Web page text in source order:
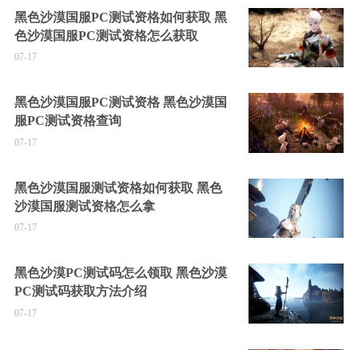
黑色沙漠国服PC测试资格如何获取 黑
色沙漠国服PC测试资格怎么获取
07-17
黑色沙漠国服PC测试资格 黑色沙漠国
服PC测试资格查询
07-17
黑色沙漠国服测试资格如何获取 黑色
沙漠国服测试资格怎么拿
07-17
黑色沙漠PC测试码怎么领取 黑色沙漠
PC测试码获取方法介绍
07-17